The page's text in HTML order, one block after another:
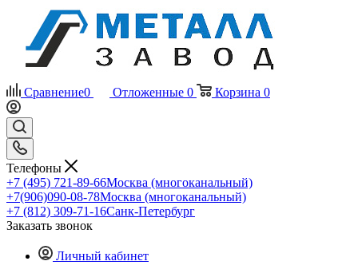
Сравнение0 Отложенные 0 Корзина 0
Телефоны
+7 (495) 721-89-66Москва (многоканальный)
+7(906)090-08-78Москва (многоканальный)
+7 (812) 309-71-16Санк-Петербург
Заказать звонок
Личный кабинет